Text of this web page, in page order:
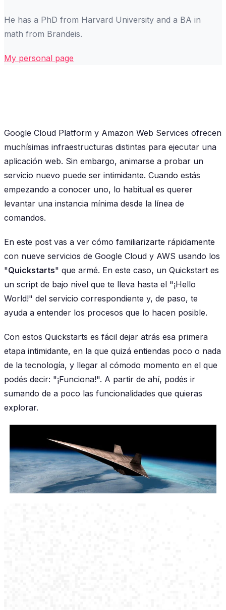
He has a PhD from Harvard University and a BA in
math from Brandeis.
My personal page
Google Cloud Platform y Amazon Web Services ofrecen
muchísimas infraestructuras distintas para ejecutar una
aplicación web. Sin embargo, animarse a probar un
servicio nuevo puede ser intimidante. Cuando estás
empezando a conocer uno, lo habitual es querer
levantar una instancia mínima desde la línea de
comandos.
En este post vas a ver cómo familiarizarte rápidamente
con nueve servicios de Google Cloud y AWS usando los
"Quickstarts" que armé. En este caso, un Quickstart es
un script de bajo nivel que te lleva hasta el "¡Hello
World!" del servicio correspondiente y, de paso, te
ayuda a entender los procesos que lo hacen posible.
Con estos Quickstarts es fácil dejar atrás esa primera
etapa intimidante, en la que quizá entiendas poco o nada
de la tecnología, y llegar al cómodo momento en el que
podés decir: "¡Funciona!". A partir de ahí, podés ir
sumando de a poco las funcionalidades que quieras
explorar.